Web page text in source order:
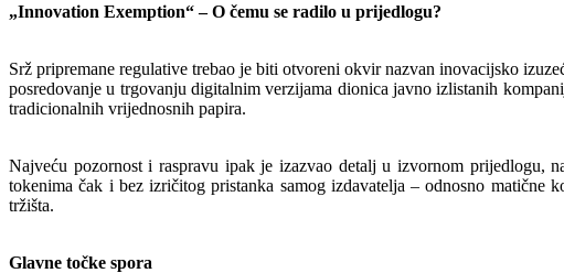
„Innovation Exemption“ – O čemu se radilo u prijedlogu?
Srž pripremane regulative trebao je biti otvoreni okvir nazvan inovacijsko
posredovanje u trgovanju digitalnim verzijama dionica javno izlistanih
tradicionalnih vrijednosnih papira.
Najveću pozornost i raspravu ipak je izazvao detalj u izvornom prijedlogu,
tokenima čak i bez izričitog pristanka samog izdavatelja – odnosno
tržišta.
Glavne točke spora